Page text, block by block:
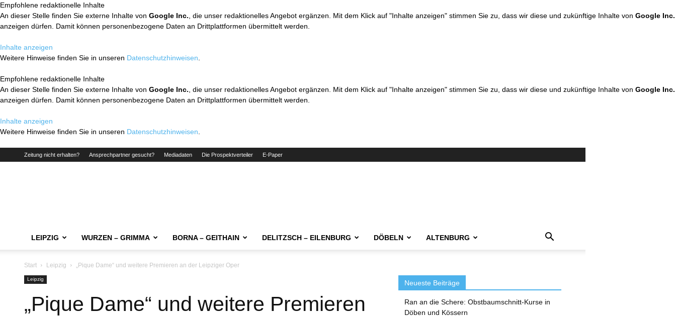
Empfohlene redaktionelle Inhalte
An dieser Stelle finden Sie externe Inhalte von Google Inc. , die unser redaktionelles Angebot ergänzen. Mit dem Klick auf "Inhalte anzeigen" stimmen Sie zu, dass wir diese und zukünftige Inhalte von Google Inc.
anzeigen dürfen. Damit können personenbezogene Daten an Drittplattformen übermittelt werden.
Inhalte anzeigen
Weitere Hinweise finden Sie in unseren Datenschutzhinweisen
Empfohlene redaktionelle Inhalte
An dieser Stelle finden Sie externe Inhalte von Google Inc. , die unser redaktionelles Angebot ergänzen. Mit dem Klick auf "Inhalte anzeigen" stimmen Sie zu, dass wir diese und zukünftige Inhalte von Google Inc.
anzeigen dürfen. Damit können personenbezogene Daten an Drittplattformen übermittelt werden.
Inhalte anzeigen
Weitere Hinweise finden Sie in unseren Datenschutzhinweisen
Zeitung nicht erhalten? Ansprechpartner gesucht? Mediadaten Die Prospektverteiler E-Paper
LEIPZIG WURZEN – GRIMMA BORNA – GEITHAIN DELITZSCH – EILENBURG DÖBELN ALTENBURG
Start Leipzig „Pique Dame“ und weitere Premieren an der Leipziger Oper
Leipzig
„Pique Dame“ und weitere Premieren
Neueste Beiträge
Ran an die Schere: Obstbaumschnitt-Kurse in
Döben und Kössern